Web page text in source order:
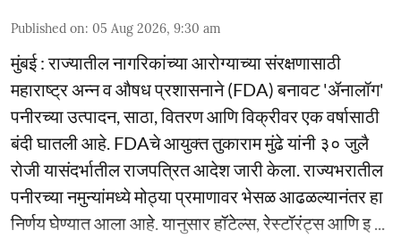
Published on: 05 Aug 2026, 9:30 am
मुंबई : राज्यातील नागरिकांच्या आरोग्याच्या संरक्षणासाठी
महाराष्ट्र अन्न व औषध प्रशासनाने (FDA) बनावट 'ॲनालॉग'
पनीरच्या उत्पादन, साठा, वितरण आणि विक्रीवर एक वर्षासाठी
बंदी घातली आहे. FDAचे आयुक्त तुकाराम मुंढे यांनी ३० जुलै
रोजी यासंदर्भातील राजपत्रित आदेश जारी केला. राज्यभरातील
पनीरच्या नमुन्यांमध्ये मोठ्या प्रमाणावर भेसळ आढळल्यानंतर हा
निर्णय घेण्यात आला आहे. यानुसार हॉटेल्स, रेस्टॉरंट्स आणि इ ...